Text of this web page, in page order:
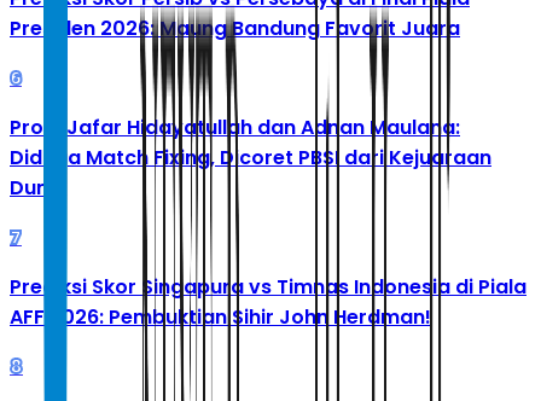
Presiden 2026: Maung Bandung Favorit Juara
6
Profil Jafar Hidayatullah dan Adnan Maulana:
Diduga Match Fixing, Dicoret PBSI dari Kejuaraan
Dunia
7
Prediksi Skor Singapura vs Timnas Indonesia di Piala
AFF 2026: Pembuktian Sihir John Herdman!
8